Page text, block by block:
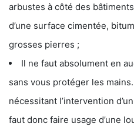
arbustes à côté des
d’une surface cimentée,
grosses pierres ;
Il ne faut absolument en
sans vous protéger les
nécessitant l’intervention
faut donc faire usage d’une